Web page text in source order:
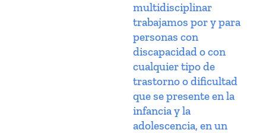
multidisciplinar
trabajamos por y para
personas con
discapacidad o con
cualquier tipo de
trastorno o dificultad
que se presente en la
infancia y la
adolescencia, en un